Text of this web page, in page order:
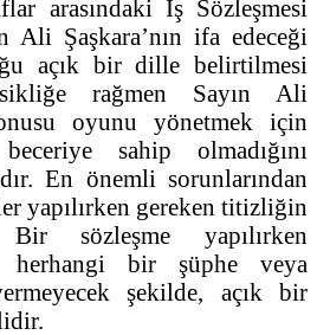
arasındaki İş Sözleşmesi
Ali Şaşkara’nın ifa edeceği
açık bir dille belirtilmesi
rağmen Sayın Ali
oyunu yönetmek için
sahip olmadığını
En önemli sorunlarından
yapılırken gereken titizliğin
Bir sözleşme yapılırken
herhangi bir şüphe veya
şekilde, açık bir